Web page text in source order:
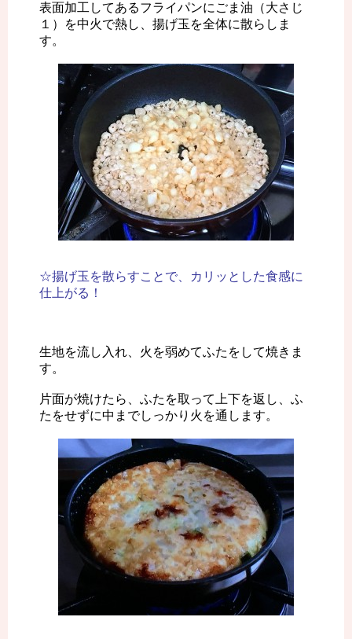
表面加工してあるフライパンにごま油（大さじ
１）を中火で熱し、揚げ玉を全体に散らしま
す。
☆揚げ玉を散らすことで、カリッとした食感に
仕上がる！
生地を流し入れ、火を弱めてふたをして焼きま
す。
片面が焼けたら、ふたを取って上下を返し、ふ
たをせずに中までしっかり火を通します。